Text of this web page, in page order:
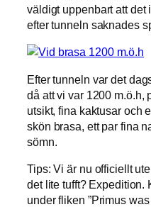
väldigt uppenbart att det
efter tunneln saknades
Efter tunneln var det
då att vi var 1200 m.ö.h,
utsikt, fina kaktusar och
skön brasa, ett par fina
sömn.
Tips: Vi är nu officiellt
det lite tufft? Expedition.
under fliken ”Primus